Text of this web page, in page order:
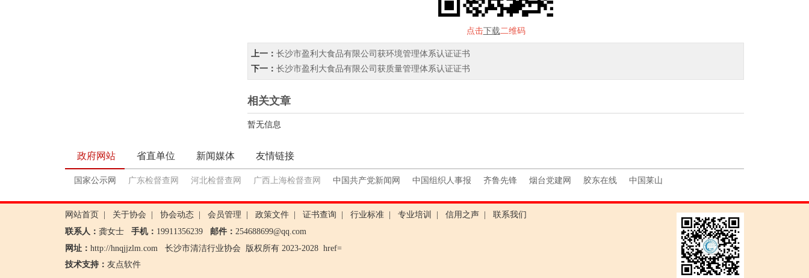
点击下载二维码
上一： 长沙市盈利大食品有限公司获环境管理体系认证证书
下一： 长沙市盈利大食品有限公司获质量管理体系认证证书
相关文章
暂无信息
政府网站 省直单位 新闻媒体 友情链接
国家公示网 广东检督查网 河北检督查网 广西上海检督查网 中国共产党新闻网 中国组织人事报 齐鲁先锋 烟台党建网 胶东在线 中国莱山
网站首页 关于协会 协会动态 会员管理 政策文件 证书查询 行业标准 专业培训 信用之声
联系我们
联系人： 龚女士 手机： 19911356239 邮件： 254688699@qq.com
网址： http://hnqjjzlm.com 长沙市清洁行业协会 版权所有 2023-2028 href=
技术支持： 友点软件